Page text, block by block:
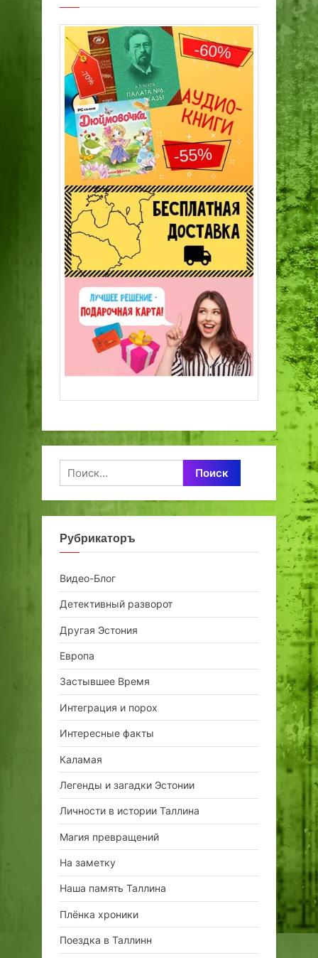
Найти:
Рубрикаторъ
Видео-Блог
Детективный разворот
Другая Эстония
Европа
Застывшее Время
Интеграция и порох
Интересные факты
Каламая
Легенды и загадки Эстонии
Личности в истории Таллина
Магия превращений
На заметку
Наша память Таллина
Плёнка хроники
Поездка в Таллинн